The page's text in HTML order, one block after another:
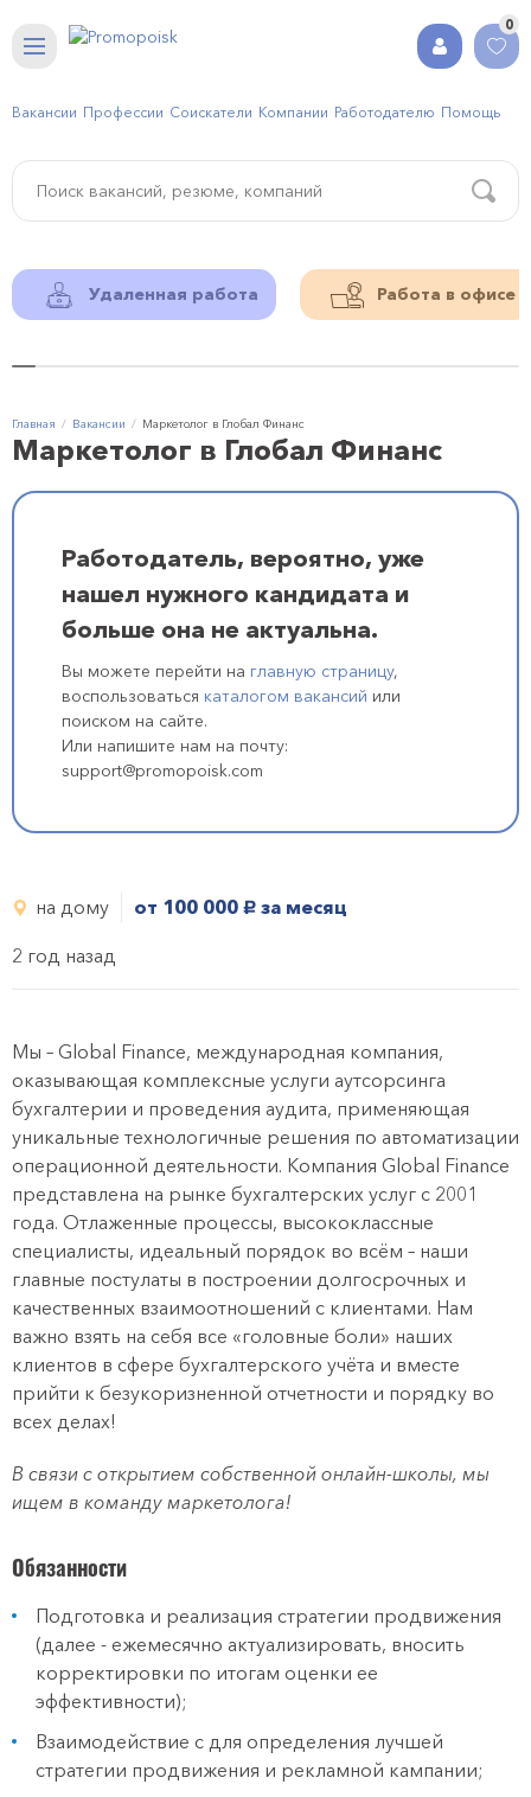
0
Вакансии Профессии Соискатели Компании Работодателю Помощь
Удаленная работа Работа в офисе
Главная Вакансии Маркетолог в Глобал Финанс
Маркетолог в Глобал Финанс
Работодатель, вероятно, уже
нашел нужного кандидата и
больше она не актуальна.
Вы можете перейти на главную страницу,
воспользоваться каталогом вакансий или
поиском на сайте.
Или напишите нам на почту:
support@promopoisk.com
на дому от 100 000 руб. за месяц
2 год назад
Мы – Global Finance, международная компания,
оказывающая комплексные услуги аутсорсинга
бухгалтерии и проведения аудита, применяющая
уникальные технологичные решения по автоматизации
операционной деятельности. Компания Global Finance
представлена на рынке бухгалтерских услуг с 2001
года. Отлаженные процессы, высококлассные
специалисты, идеальный порядок во всём – наши
главные постулаты в построении долгосрочных и
качественных взаимоотношений с клиентами. Нам
важно взять на себя все «головные боли» наших
клиентов в сфере бухгалтерского учёта и вместе
прийти к безукоризненной отчетности и порядку во
всех делах!
В связи с открытием собственной онлайн-школы, мы
ищем в команду маркетолога!
Обязанности
Подготовка и реализация стратегии продвижения
(далее - ежемесячно актуализировать, вносить
корректировки по итогам оценки ее
эффективности);
Взаимодействие с для определения лучшей
стратегии продвижения и рекламной кампании;